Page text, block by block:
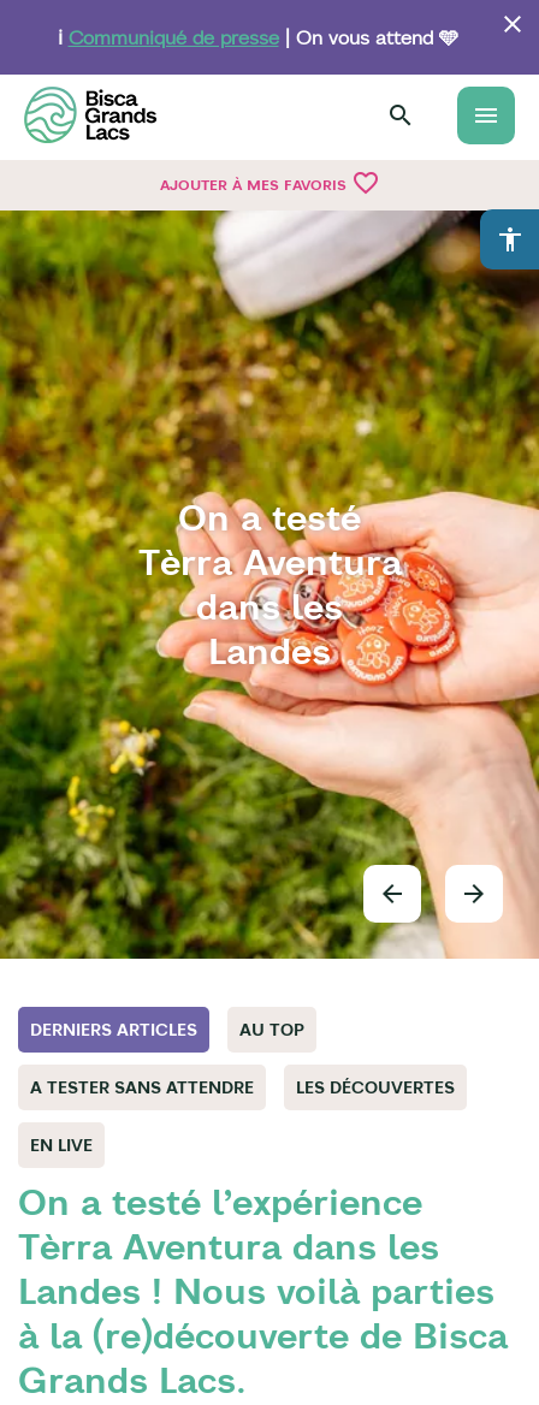
principal
ℹ️ Communiqué de presse| On vous attend 🩵
menu
AJOUTER À MES FAVORIS favorite_border
accessibility
On a testé
Tèrra Aventura
dans les
Landes
DERNIERS ARTICLES AU TOP
A TESTER SANS ATTENDRE LES DÉCOUVERTES
EN LIVE
On a testé l’expérience
Tèrra Aventura dans les
Landes ! Nous voilà parties
à la (re)découverte de Bisca
Grands Lacs.